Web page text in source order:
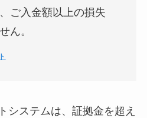
ご入金額以上の損失
ん。
システムは、証拠金を超え